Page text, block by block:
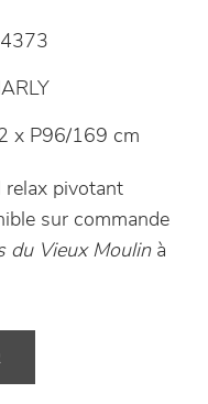
x P96/169 cm
relax pivotant
sur commande
du Vieux Moulinà